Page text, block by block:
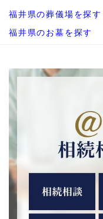
福井県の葬儀場を探す
福井県のお墓を探す